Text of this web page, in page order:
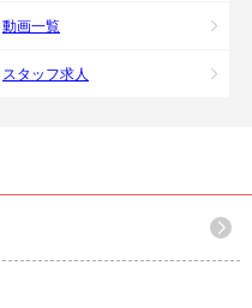
動画一覧
スタッフ求人